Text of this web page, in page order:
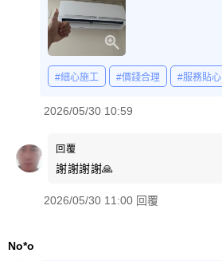
#細心施工 #價錢合理 #服務貼心
2026/05/30 10:59
回覆
謝謝謝謝🙏
2026/05/30 11:00 回覆
No*o